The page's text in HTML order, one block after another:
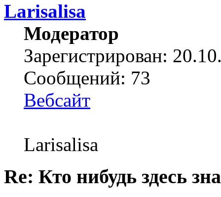
Larisalisa
Модератор
Зарегистрирован:
Сообщений: 73
Вебсайт
Larisalisa
Re: Кто нибудь здесь